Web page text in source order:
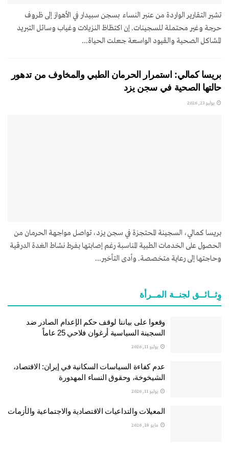
تشير التقارير الواردة من عنبر النساء بسجن سبيدار في الأهواز إلى ظروف
حرجة وغير محتملة للسجينات. إن اكتظاظ النزيلات وغياب وسائل التبريد
المشاكل الصحية والقيود الواسعة جعلت الحياة...
بريسا كمالي: استمرار الحرمان الطبي والمخاوف من تدهور
حالتها الصحية في سجن يزد
يوليو 23, 2026
بريسا كمالي، السجينة المحتجزة في سجن يزد، تواصل مواجهة الحرمان من
الحصول على الخدمات الطبية المناسبة رغم إصابتها بفرط نشاط الغدة الدرقية
وحاجتها إلى رعاية متخصصة. وأدى التأخير...
وِثــائــق لجنــة المــرأة
وقعوا على بياننا لوقف حكم الإعدام الصادر ضد
السجينة السياسية أرغوان فلاحي 25 عاماً
يوليو 11, 2026
عدم كفاءة السياسات السكانية في إيران: الاقتصاد،
الشيخوخة، وحقوق النساء المهدورة
يوليو 11, 2026
المعيلات والتداعيات الاقتصادية والاجتماعية والأزمات
مايو 18, 2026